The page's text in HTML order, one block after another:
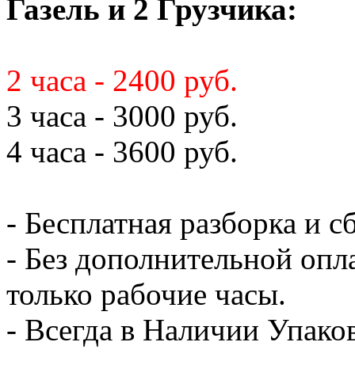
Газель и 2 Грузчика:
2 часа - 2400 руб.
3 часа - 3000 руб.
4 часа - 3600 руб.
- Бесплатная разборка и
- Без дополнительной
только рабочие часы.
- Всегда в Наличии